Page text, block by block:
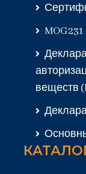
MOG231
веществ